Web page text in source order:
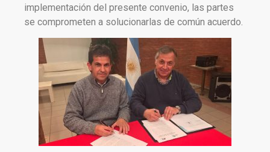
implementación del presente convenio, las partes
se comprometen a solucionarlas de común acuerdo.